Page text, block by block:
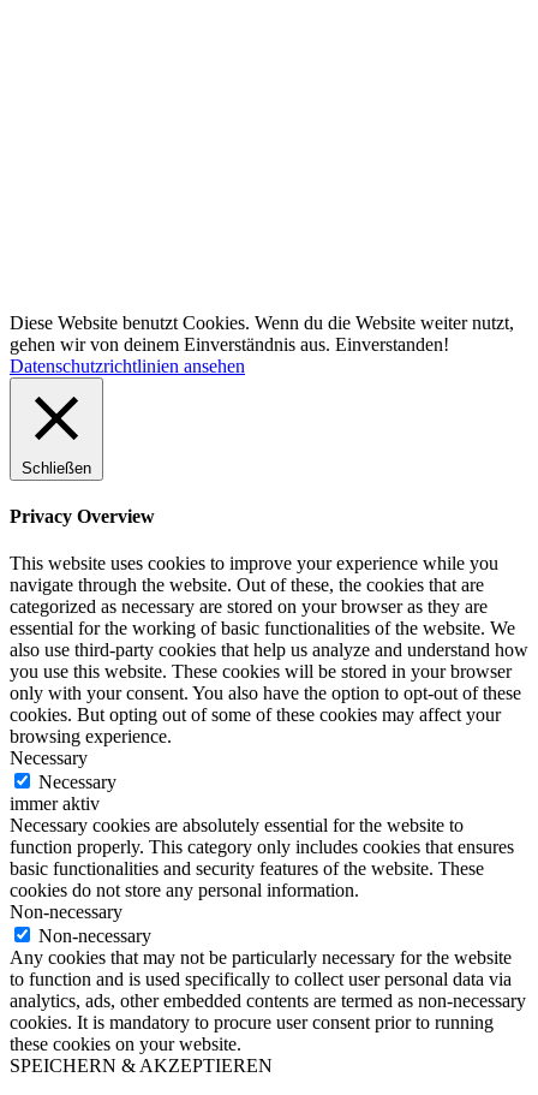
Diese Website benutzt Cookies. Wenn du die Website weiter nutzt,
gehen wir von deinem Einverständnis aus. Einverstanden!
Datenschutzrichtlinien ansehen
Schließen
Privacy Overview
This website uses cookies to improve your experience while you
navigate through the website. Out of these, the cookies that are
categorized as necessary are stored on your browser as they are
essential for the working of basic functionalities of the website. We
also use third-party cookies that help us analyze and understand how
you use this website. These cookies will be stored in your browser
only with your consent. You also have the option to opt-out of these
cookies. But opting out of some of these cookies may affect your
browsing experience.
Necessary
Necessary
immer aktiv
Necessary cookies are absolutely essential for the website to
function properly. This category only includes cookies that ensures
basic functionalities and security features of the website. These
cookies do not store any personal information.
Non-necessary
Non-necessary
Any cookies that may not be particularly necessary for the website
to function and is used specifically to collect user personal data via
analytics, ads, other embedded contents are termed as non-necessary
cookies. It is mandatory to procure user consent prior to running
these cookies on your website.
SPEICHERN & AKZEPTIEREN